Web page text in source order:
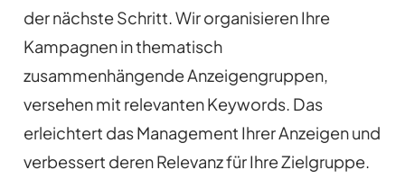
der nächste Schritt. Wir organisieren Ihre
Kampagnen in thematisch
zusammenhängende Anzeigengruppen,
versehen mit relevanten Keywords. Das
erleichtert das Management Ihrer Anzeigen und
verbessert deren Relevanz für Ihre Zielgruppe.